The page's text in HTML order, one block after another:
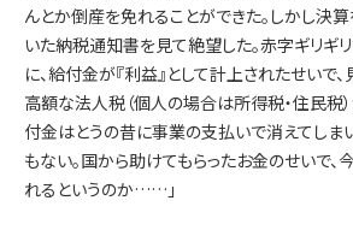
んとか倒産を免れることができた。しかし決
いた納税通知書を見て絶望した。赤字ギリギ
に、給付金が『利益』として計上されたせいで
高額な法人税（個人の場合は所得税・住民税
付金はとうの昔に事業の支払いで消えてしま
もない。国から助けてもらったお金のせいで
れるというのか……」